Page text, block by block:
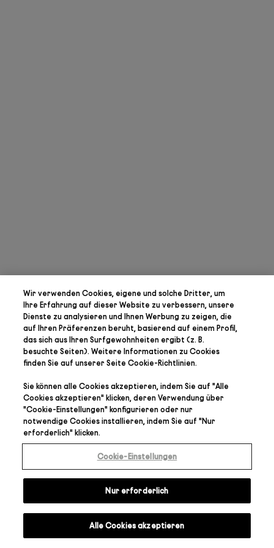
Wir verwenden Cookies, eigene und solche Dritter, um
Ihre Erfahrung auf dieser Website zu verbessern, unsere
Dienste zu analysieren und Ihnen Werbung zu zeigen, die
auf Ihren Präferenzenberuht, basierend auf einem Profil,
das sich aus Ihren Surfgewohnheiten ergibt (z. B.
besuchte Seiten). Weitere Informationen zu Cookies
finden Sie auf unserer SeiteCookie-Richtlinien.
Sie können alle Cookies akzeptieren, indem Sie auf "Alle
Cookies akzeptieren" klicken, deren Verwendung über
"Cookie-Einstellungen" konfigurieren oder nur
notwendige Cookies installieren, indem Sie auf "Nur
erforderlich" klicken.
Cookie-Einstellungen
Nur erforderlich
Alle Cookies akzeptieren